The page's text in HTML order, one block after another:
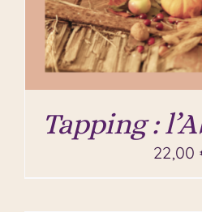
Tapping :
22,00